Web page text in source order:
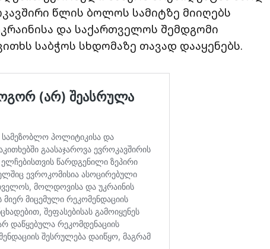
წლის ბოლოს სამიტზე მიიღებს
და საქართველოს შემდგომი
საბჭოს სხდომაზე თავად დააყენებს.